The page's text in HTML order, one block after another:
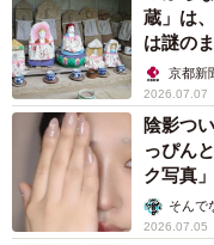
蔵」は
は謎の
京都新
2026.07.07
陰影つ
っぴん
ク写真
た」そんで
2026.07.05